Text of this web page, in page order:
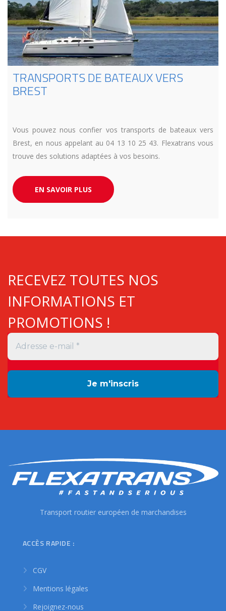
TRANSPORTS DE BATEAUX VERS
BREST
Vous pouvez nous confier vos transports de bateaux vers
Brest, en nous appelant au 04 13 10 25 43. Flexatrans vous
trouve des solutions adaptées à vos besoins.
EN SAVOIR PLUS
RECEVEZ TOUTES NOS
INFORMATIONS ET
PROMOTIONS !
Transport routier européen de marchandises
ACCÈS RAPIDE :
CGV
Mentions légales
Rejoignez-nous